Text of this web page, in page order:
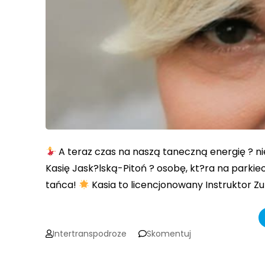
A teraz czas na naszą taneczną energię ?
Kasię Jask?lską-Pitoń ? osobę, kt?ra na
tańca!
Kasia to licencjonowany Instruktor
Intertranspodroze Skomentuj